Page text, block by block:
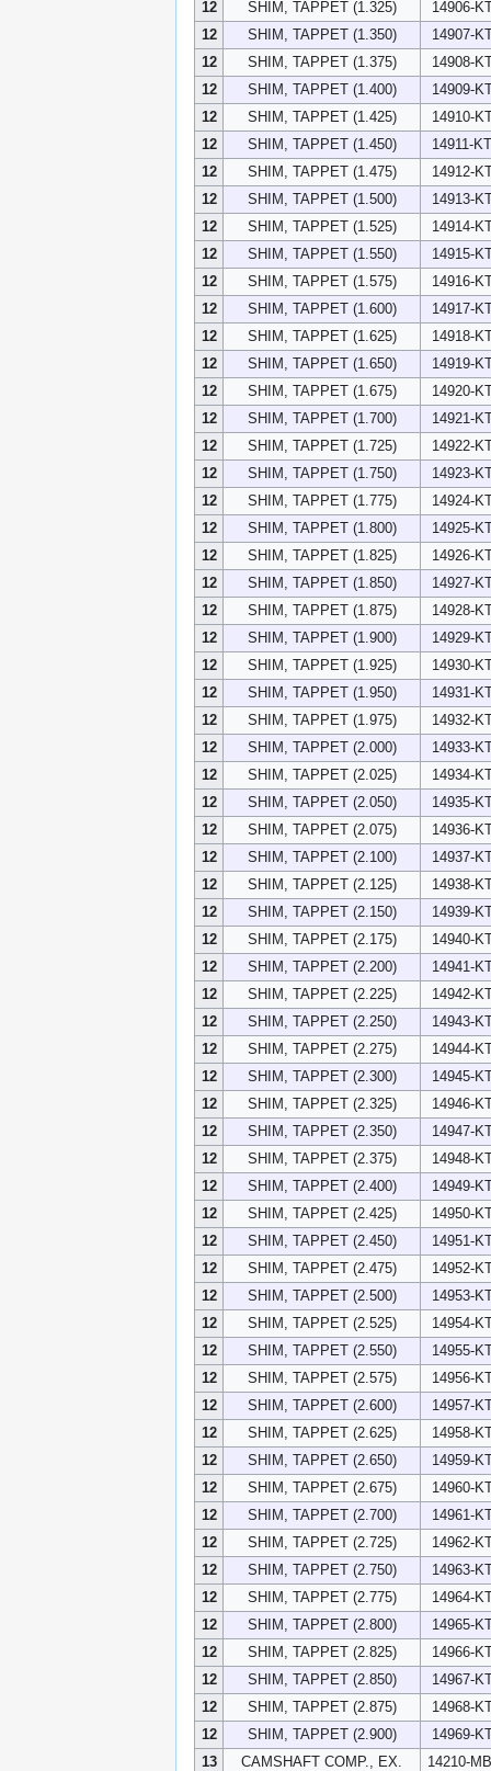
12 SHIM, TAPPET (1.325)
14906-
12
SHIM, TAPPET (1.350)
14907-
12
SHIM, TAPPET (1.375)
14908-
12
SHIM, TAPPET (1.400)
14909-
12
SHIM, TAPPET (1.425)
14910-
12
SHIM, TAPPET (1.450)
14911-
12
SHIM, TAPPET (1.475)
14912-
12
SHIM, TAPPET (1.500)
14913-
12
SHIM, TAPPET (1.525)
14914-
12
SHIM, TAPPET (1.550)
14915-
12
SHIM, TAPPET (1.575)
14916-
12
SHIM, TAPPET (1.600)
14917-
12
SHIM, TAPPET (1.625)
14918-
12
SHIM, TAPPET (1.650)
14919-
12
SHIM, TAPPET (1.675)
14920-
12
SHIM, TAPPET (1.700)
14921-
12
SHIM, TAPPET (1.725)
14922-
12
SHIM, TAPPET (1.750)
14923-
12
SHIM, TAPPET (1.775)
14924-
12
SHIM, TAPPET (1.800)
14925-
12
SHIM, TAPPET (1.825)
14926-
12
SHIM, TAPPET (1.850)
14927-
12
SHIM, TAPPET (1.875)
14928-
12
SHIM, TAPPET (1.900)
14929-
12
SHIM, TAPPET (1.925)
14930-
12
SHIM, TAPPET (1.950)
14931-
12
SHIM, TAPPET (1.975)
14932-
12
SHIM, TAPPET (2.000)
14933-
12
SHIM, TAPPET (2.025)
14934-
12
SHIM, TAPPET (2.050)
14935-
12
SHIM, TAPPET (2.075)
14936-
12
SHIM, TAPPET (2.100)
14937-
12
SHIM, TAPPET (2.125)
14938-
12
SHIM, TAPPET (2.150)
14939-
12
SHIM, TAPPET (2.175)
14940-
12
SHIM, TAPPET (2.200)
14941-
12
SHIM, TAPPET (2.225)
14942-
12
SHIM, TAPPET (2.250)
14943-
12
SHIM, TAPPET (2.275)
14944-
12
SHIM, TAPPET (2.300)
14945-
12
SHIM, TAPPET (2.325)
14946-
12
SHIM, TAPPET (2.350)
14947-
12
SHIM, TAPPET (2.375)
14948-
12
SHIM, TAPPET (2.400)
14949-
12
SHIM, TAPPET (2.425)
14950-
12
SHIM, TAPPET (2.450)
14951-
12
SHIM, TAPPET (2.475)
14952-
12
SHIM, TAPPET (2.500)
14953-
12
SHIM, TAPPET (2.525)
14954-
12
SHIM, TAPPET (2.550)
14955-
12
SHIM, TAPPET (2.575)
14956-
12
SHIM, TAPPET (2.600)
14957-
12
SHIM, TAPPET (2.625)
14958-
12
SHIM, TAPPET (2.650)
14959-
12
SHIM, TAPPET (2.675)
14960-
12
SHIM, TAPPET (2.700)
14961-
12
SHIM, TAPPET (2.725)
14962-
12
SHIM, TAPPET (2.750)
14963-
12
SHIM, TAPPET (2.775)
14964-
12
SHIM, TAPPET (2.800)
14965-
12
SHIM, TAPPET (2.825)
14966-
12
SHIM, TAPPET (2.850)
14967-
12
SHIM, TAPPET (2.875)
14968-
12
SHIM, TAPPET (2.900)
14969-
13
CAMSHAFT COMP., EX.
14210-